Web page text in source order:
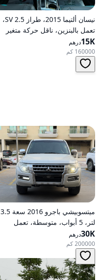
نيسان ألتيما 2015، طراز 2.5 SV،
تعمل بالبنزين، ناقل حركة متغير
مستمر (CVT)، دفع أمامي
15Kدرهم
160000 كم
ميتسوبيشي باجرو 2016 سعة 3.5
لتر، 5 أبواب، متوسطة، تعمل
بالبنزين، أوتوماتيكية، دفع رباعي
30Kدرهم
200000 كم